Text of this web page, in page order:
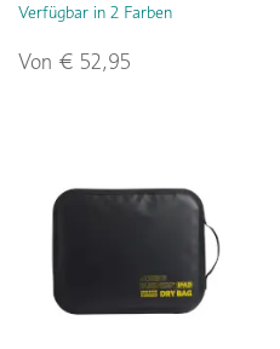
Verfügbar in 2 Farben
Von € 52,95